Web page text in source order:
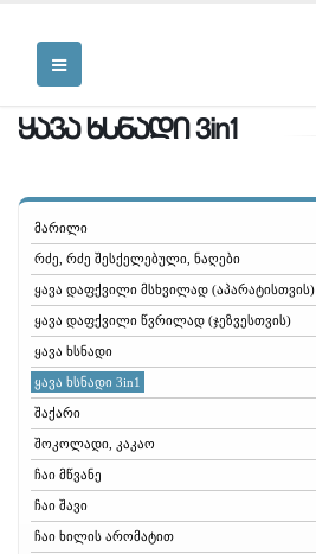
ყავა ხსნადი 3in1
მარილი
რძე, რძე შესქელებული, ნაღები
ყავა დაფქვილი მსხვილად (აპარატისთვის)
ყავა დაფქვილი წვრილად (ჯეზვესთვის)
ყავა ხსნადი
ყავა ხსნადი 3in1
შაქარი
შოკოლადი, კაკაო
ჩაი მწვანე
ჩაი შავი
ჩაი ხილის არომატით